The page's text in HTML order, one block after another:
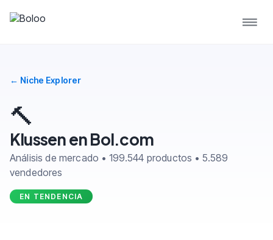
← Niche Explorer
🔨
Klussen en Bol.com
Análisis de mercado • 199.544 productos • 5.589
vendedores
EN TENDENCIA